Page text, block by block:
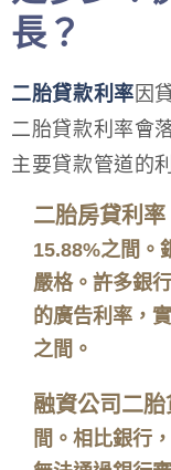
長？
二胎貸款利率 因
二胎貸款利率會
主要貸款管道的
二胎房貸利率
15.88%之間。
嚴格。許多銀
的廣告利率，
之間。
融資公司二
間。相比銀行